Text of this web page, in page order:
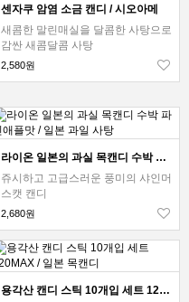
센자쿠 암염 소금 캔디 / 시오아메
새콤한 말린매실을 달콤한 사탕으로
감싼 새콤달콤 사탕
2,580원
라이온 일본의 과실 목캔디 수박 파인애플맛 / 일본 과일 사탕
쥬시하고 고급스러운 풍미의 샤인머
스캣 캔디
2,680원
용각산 캔디 스틱 10개입 세트 120MAX / 일본 목캔디